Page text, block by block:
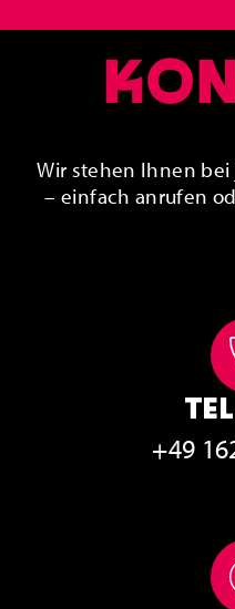
Wir stehen Ihnen bei
– einfach anrufen
+49